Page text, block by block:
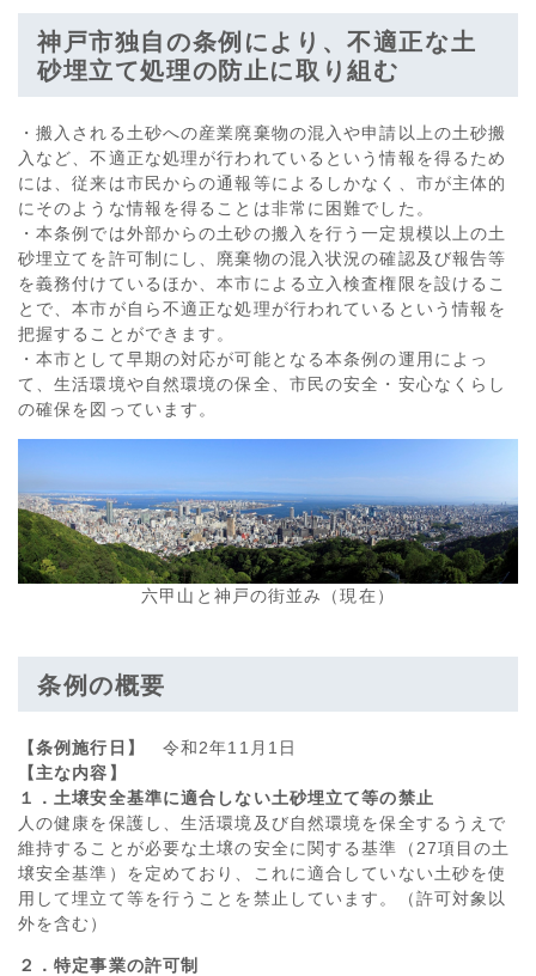
神戸市独自の条例により、不適正な土
砂埋立て処理の防止に取り組む
・搬入される土砂への産業廃棄物の混入や申請以上の土砂搬
入など、不適正な処理が行われているという情報を得るため
には、従来は市民からの通報等によるしかなく、市が主体的
にそのような情報を得ることは非常に困難でした。
・本条例では外部からの土砂の搬入を行う一定規模以上の土
砂埋立てを許可制にし、廃棄物の混入状況の確認及び報告等
を義務付けているほか、本市による立入検査権限を設けるこ
とで、本市が自ら不適正な処理が行われているという情報を
把握することができます。
・本市として早期の対応が可能となる本条例の運用によっ
て、生活環境や自然環境の保全、市民の安全・安心なくらし
の確保を図っています。
六甲山と神戸の街並み（現在）
条例の概要
【条例施行日】
令和2年11月1日
【主な内容】
１．土壌安全基準に適合しない土砂埋立て等の禁止
人の健康を保護し、生活環境及び自然環境を保全するうえで
維持することが必要な土壌の安全に関する基準（27項目の土
壌安全基準）を定めており、これに適合していない土砂を使
用して埋立て等を行うことを禁止しています。（許可対象以
外を含む）
２．特定事業の許可制